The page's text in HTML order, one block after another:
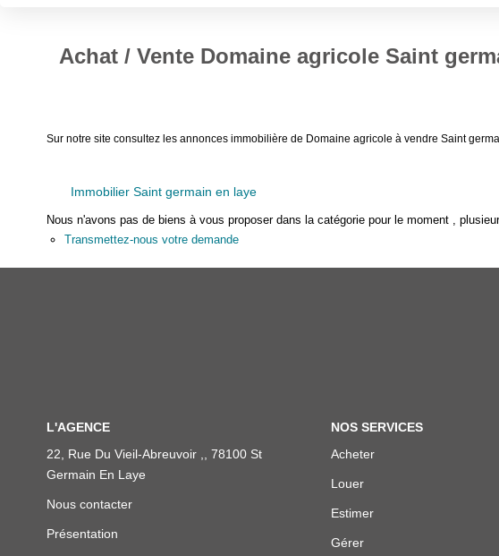
Achat / Vente Domaine agricole Saint
Sur notre site consultez les annonces immobilière de Domaine agricole à vendre Saint
Immobilier Saint germain en laye
Nous n'avons pas de biens à vous proposer dans la catégorie pour le moment ,
Transmettez-nous votre demande
L'AGENCE
22, Rue Du Vieil-Abreuvoir ,, 78100 St
Germain En Laye
Nous contacter
Présentation
NOS SERVICES
Acheter
Louer
Estimer
Gérer